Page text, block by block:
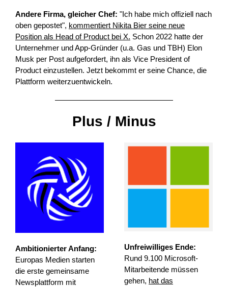
Andere Firma, gleicher Chef: "Ich habe mich offiziell nach
oben gepostet", kommentiert Nikita Bier seine neue
Position als Head of Product bei X. Schon 2022 hatte der
Unternehmer und App-Gründer (u.a. Gas und TBH) Elon
Musk per Post aufgefordert, ihn als Vice President of
Product einzustellen. Jetzt bekommt er seine Chance, die
Plattform weiterzuentwickeln.
Plus / Minus
Ambitionierter Anfang:
Europas Medien starten
die erste gemeinsame
Newsplattform mit
Unfreiwilliges Ende:
Rund 9.100 Microsoft-
Mitarbeitende müssen
gehen, hat das